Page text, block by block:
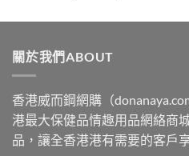
$329
關於我們ABOUT
香港威而鋼網購（
港最大保健品情趣用品網絡商
品，讓全香港港有需要的客戶